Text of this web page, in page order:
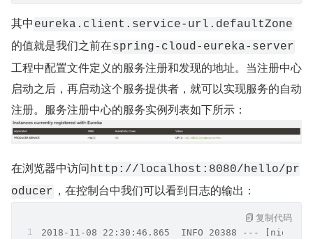
其中 eureka.client.service-url.defaultZone
的值就是我们之前在spring-cloud-eureka-server
工程中配置文件定义的服务注册和发现的地址。当注册中心
启动之后，再启动这个服务提供者，就可以实现服务的自动
注册。服务注册中心的服务实例列表如下所示：
在浏览器中访问http://localhost:8080/hello/pr
oducer ，在控制台中我们可以看到日志的输出：
2018-11-08 22:30:46.865  INFO 20388 --- [nio-
复制代码